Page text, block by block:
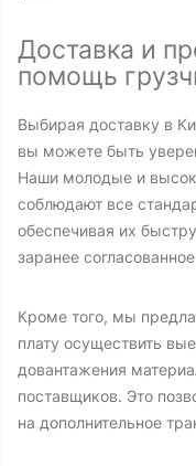
Доставка и
помощь
Выбирая доставку в
вы можете быть
Наши молодые и
соблюдают все
обеспечивая их
заранее
Кроме того, мы
плату осуществить
довантажения
поставщиков. Это
на дополнительное